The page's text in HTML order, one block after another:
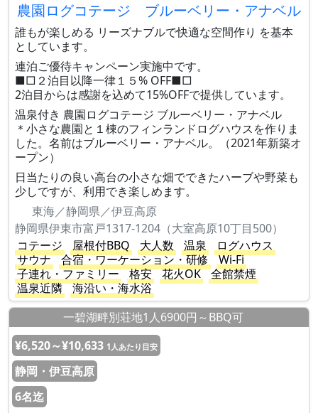
農園ログコテージ ブルーベリー・アナベル
誰もが楽しめる リーズナブルで快適な空間作り を基本
としています。
連泊ご優待キャンペーン実施中です。
■□２泊目以降一律１５% OFF■□
2泊目からは感謝を込めて15%OFFで提供しています。
温泉付き 農園ログコテージ ブルーベリー・アナベル
＊小さな農園と１棟のフィンランドログハウスを作りま
した。名前はブルーベリー・アナベル。（2021年新築オ
ープン）
日当たりの良い高台の小さな畑でできたハーブや野菜も
少しですが、利用でき楽しめます。
東海／静岡県／伊豆高原
静岡県伊東市富戸1317-1204（大室高原10丁目500）
コテージ
屋根付BBQ 大人数 温泉
ログハウス
サウナ
合宿・ワーケーション・研修
Wi-Fi
子連れ・ファミリー
格安 花火OK
全館禁煙
温泉近隣
海沿い・海水浴
一碧湖畔別荘地1人6900円～BBQ可
¥6,520～¥10,633 1人あたり目安
静岡・伊豆高原
6名迄